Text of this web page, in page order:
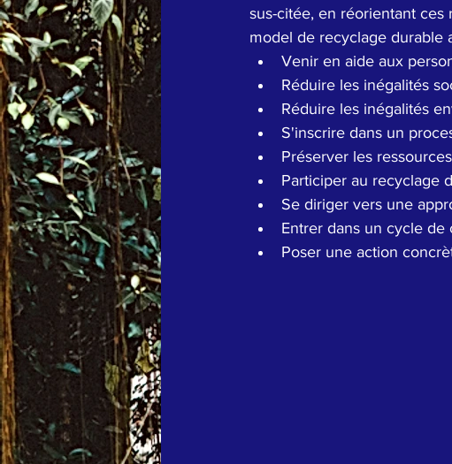
sus-citée, en réorientant
model de recyclage durable
Venir en aide aux
Réduire les inégalités
Réduire les inégalités
S'inscrire dans un
Préserver les
Participer au recyclage
Se diriger vers une
Entrer dans un cycle
Poser une action